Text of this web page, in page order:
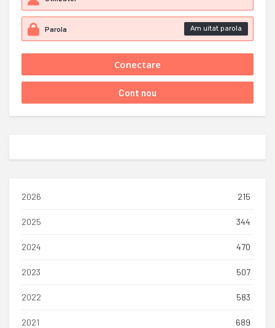
Am uitat parola
2026 215
2025 344
2024 470
2023 507
2022 583
2021 689